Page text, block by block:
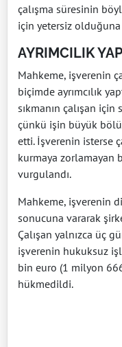
çalışma süresinin
için yetersiz
AYRIMCILIK
Mahkeme, işverenin
biçimde ayrımcılık
sıkmanın çalışan
çünkü işin büyük
etti. İşverenin isterse
kurmaya zorlamayan
vurgulandı.
Mahkeme, işverenin
sonucuna vararak
Çalışan yalnızca üç
işverenin hukuksuz
bin euro (1 milyon
hükmedildi.